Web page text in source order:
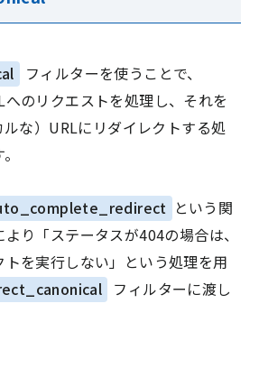
フィルターを使うことで、
へのリクエストを処理し、それを
な）URLにリダイレクトする処
という関
り「ステータスが404の場合は、
を実行しない」という処理を用
フィルターに渡し